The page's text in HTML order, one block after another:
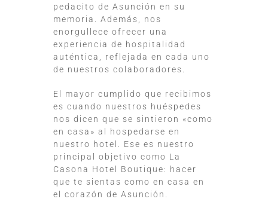
pedacito de Asunción en su
memoria. Además, nos
enorgullece ofrecer una
experiencia de hospitalidad
auténtica, reflejada en cada uno
de nuestros colaboradores.
El mayor cumplido que recibimos
es cuando nuestros huéspedes
nos dicen que se sintieron «como
en casa» al hospedarse en
nuestro hotel. Ese es nuestro
principal objetivo como La
Casona Hotel Boutique: hacer
que te sientas como en casa en
el corazón de Asunción.